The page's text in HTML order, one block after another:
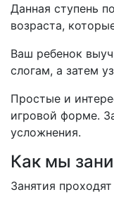
Данная ступень
возраста,
Ваш ребенок
слогам, а затем
Простые и
игровой форме.
усложнения.
Как мы
Занятия